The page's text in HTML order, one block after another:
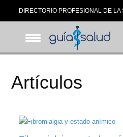
DIRECTORIO PROFESIONAL DE LA
Artículos